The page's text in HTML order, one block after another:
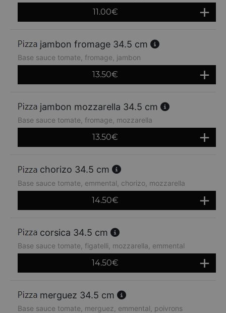
11.00€
jambon fromage 34.5 cm
Base sauce tomate, fromage, jambon
13.50€
jambon mozzarella 34.5 cm
Base sauce tomate, fromage, mozzarella
13.50€
chorizo 34.5 cm
Base sauce tomate, emmental, chorizo, mozzarella
14.50€
corsica 34.5 cm
Base sauce tomate, figatelli, mozzarella, emmental
14.50€
merguez 34.5 cm
Base sauce tomate, merguez, emmental, poivrons